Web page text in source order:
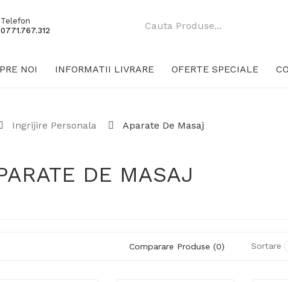
Telefon
0771.767.312
NOI INFORMATII LIVRARE OFERTE SPECIALE
Ingrijire Personala Aparate De Masaj
DE MASAJ
Comparare Produse (0) Sortare